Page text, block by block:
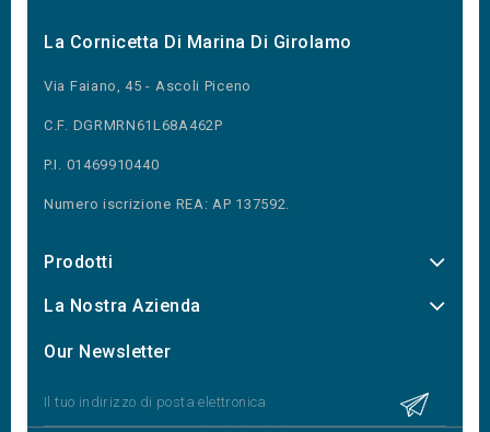
La Cornicetta Di Marina Di Girolamo
Via Faiano, 45 - Ascoli Piceno
C.F. DGRMRN61L68A462P
P.I. 01469910440
Numero iscrizione REA: AP 137592.
Prodotti
La Nostra Azienda
Our Newsletter